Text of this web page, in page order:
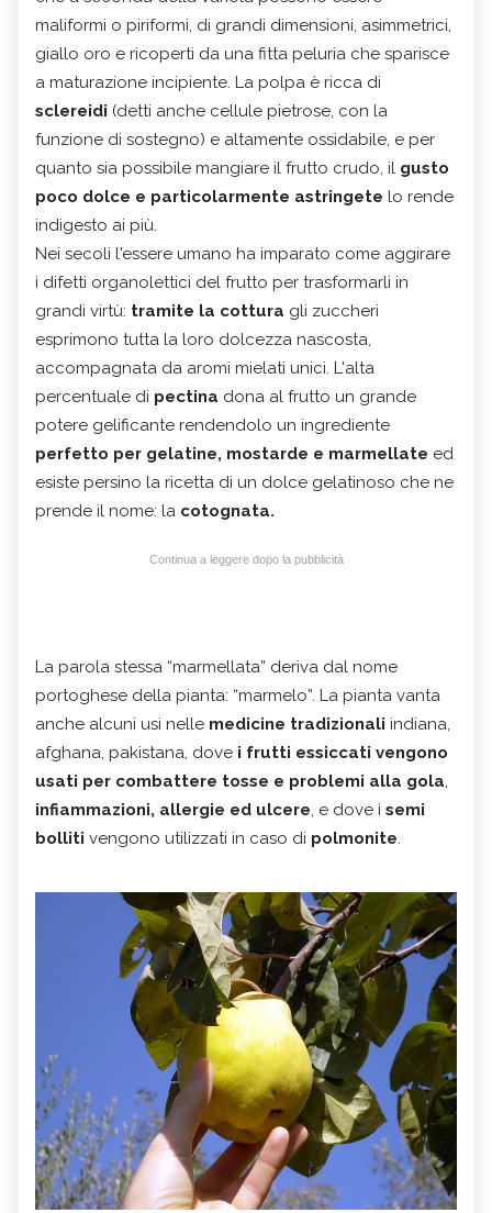
maliformi o piriformi, di grandi dimensioni, asimmetrici,
giallo oro e ricoperti da una fitta peluria che sparisce
a maturazione incipiente. La polpa è ricca di
sclereidi (detti anche cellule pietrose, con la
funzione di sostegno) e altamente ossidabile, e per
quanto sia possibile mangiare il frutto crudo, il gusto
poco dolce e particolarmente astringete lo rende
indigesto ai più.
Nei secoli l'essere umano ha imparato come aggirare
i difetti organolettici del frutto per trasformarli in
grandi virtù: tramite la cottura gli zuccheri
esprimono tutta la loro dolcezza nascosta,
accompagnata da aromi mielati unici. L'alta
percentuale di pectina dona al frutto un grande
potere gelificante rendendolo un ingrediente
perfetto per gelatine, mostarde e marmellate ed
esiste persino la ricetta di un dolce gelatinoso che ne
prende il nome: la cotognata.
Continua a leggere dopo la pubblicità
La parola stessa “marmellata” deriva dal nome
portoghese della pianta: “marmelo”. La pianta vanta
anche alcuni usi nelle medicine tradizionali indiana,
afghana, pakistana, dove i frutti essiccati vengono
usati per combattere tosse e problemi alla gola,
infiammazioni, allergie ed ulcere, e dove i semi
bolliti vengono utilizzati in caso di polmonite.